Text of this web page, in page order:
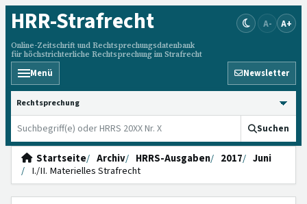
HRR-Strafrecht
Online-Zeitschrift und Rechtsprechungsdatenbank
für höchstrichterliche Rechtsprechung im Strafrecht
A- A+
Menü Newsletter
HRRS durchsuchen
Suchen
Startseite Archiv HRRS-Ausgaben 2017
Juni
I./II. Materielles Strafrecht